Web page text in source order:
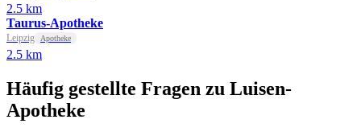
2.5 km
Taurus-Apotheke
Leipzig Apotheke
2.5 km
Häufig gestellte Fragen zu Luisen-
Apotheke